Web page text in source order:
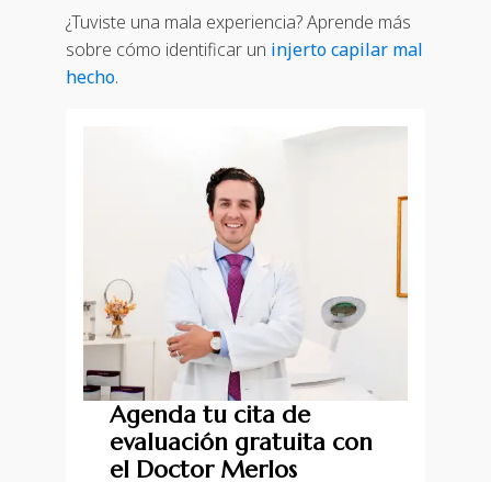
¿Tuviste una mala experiencia? Aprende más
sobre cómo identificar un injerto capilar mal
hecho.
Agenda tu cita de
evaluación gratuita con
el Doctor Merlos